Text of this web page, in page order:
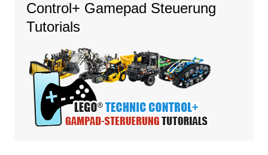
Control+ Gamepad Steuerung
Tutorials